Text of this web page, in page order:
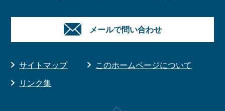
メールで問い合わせ
サイトマップ
このホームページについて
リンク集